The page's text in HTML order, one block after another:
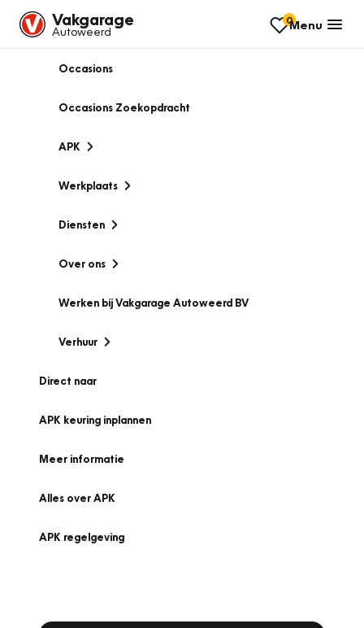
Vakgarage
Autoweerd
0Menu
Occasions
Occasions Zoekopdracht
APK
Werkplaats
Diensten
Over ons
Werken bij Vakgarage Autoweerd BV
Verhuur
Direct naar
APK keuring inplannen
Meer informatie
Alles over APK
APK regelgeving